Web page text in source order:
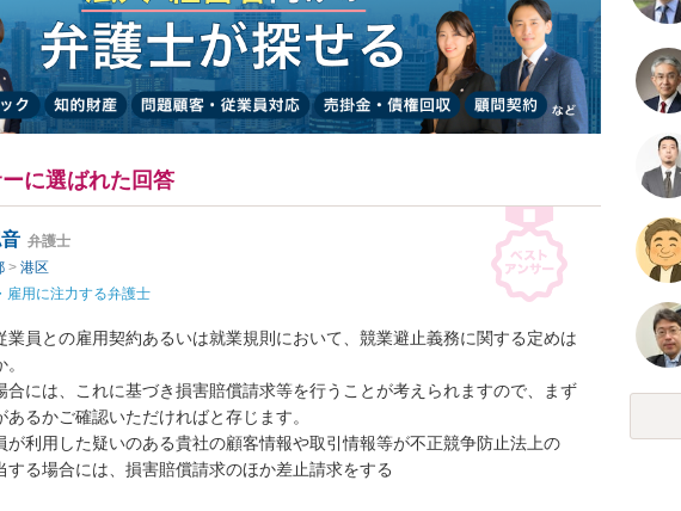
に選ばれた回答
弁護士
> 港区
雇用に注力する弁護士
業員との雇用契約あるいは就業規則において、競業避止義務に関する定めは
合には、これに基づき損害賠償請求等を行うことが考えられますので、まず
るかご確認いただければと存じます。
が利用した疑いのある貴社の顧客情報や取引情報等が不正競争防止法上の
する場合には、損害賠償請求のほか差止請求をする